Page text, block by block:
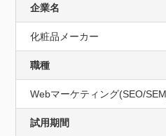
企業名
化粧品メーカー
職種
Webマーケティング(SEO/
試用期間